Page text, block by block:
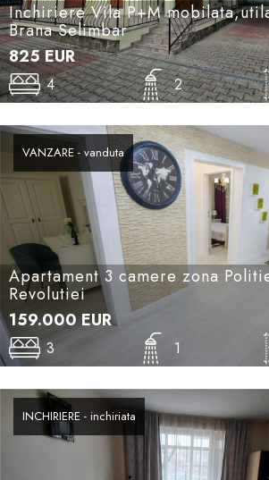
Inchiriere Vila P+M
Brana Selimbar
825EUR
4 2
VANZARE - vanduta
Apartament 3 camere zona
Revolutiei
159.000EUR
3 1
INCHIRIERE - inchiriata